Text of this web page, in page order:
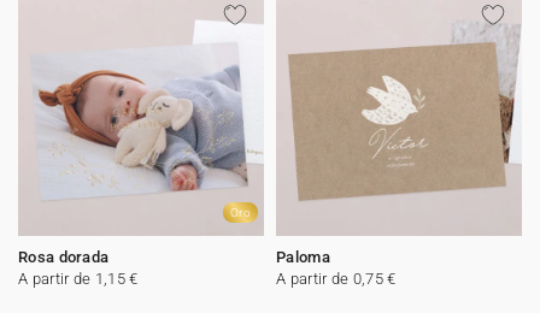
Oro
Rosa dorada
A partir de 1,15 €
Paloma
A partir de 0,75 €